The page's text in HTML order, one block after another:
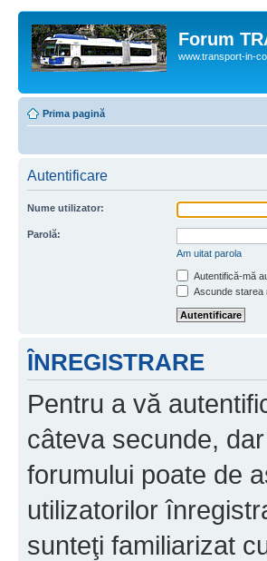
Forum
www.transport-in-
Prima pagină
Autentificare
Nume utilizator:
Parolă:
Am uitat parola
Autentifică-mă
Ascunde starea
ÎNREGISTRARE
Pentru a vă
câteva secunde,
forumului poate de
utilizatorilor
sunteţi familiarizat